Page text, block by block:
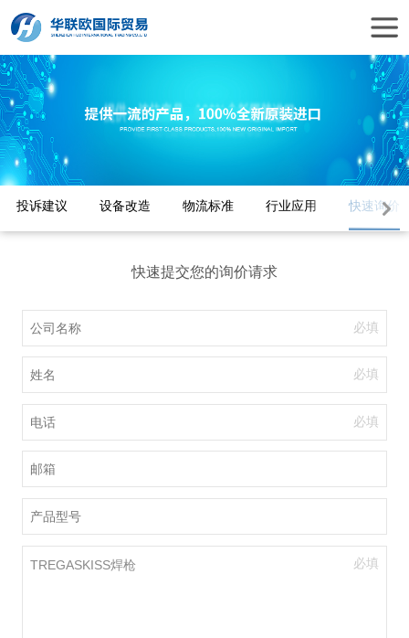
投诉建议 设备改造 物流标准 行业应用 快速询价
快速提交您的询价请求
必填
必填
必填
必填